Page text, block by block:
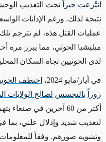
انتُزعت جبراً تحت التعذيب
نتيجة لذلك. ورغم الإدانات
عمليات القتل هذه، لم تترجم
ميليشيا الحوثي، مما يبرز مرة
لدى الحوثيين تجاه السكان
في أيار/مايو 2024، اختطف الحوثيون 11 من
زوراً
بالتجسس لصالح الولايات
أكثر من 60 آخرين في
لتعذيب شديد وإذلال علني،
وتشويه صورهم. وفقاً